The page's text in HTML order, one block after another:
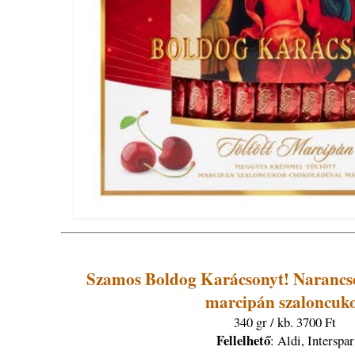
Szamos Boldog Karácsonyt!
marcipán
340 gr / kb. 3700 Ft
Fellelhető: Aldi, Interspar